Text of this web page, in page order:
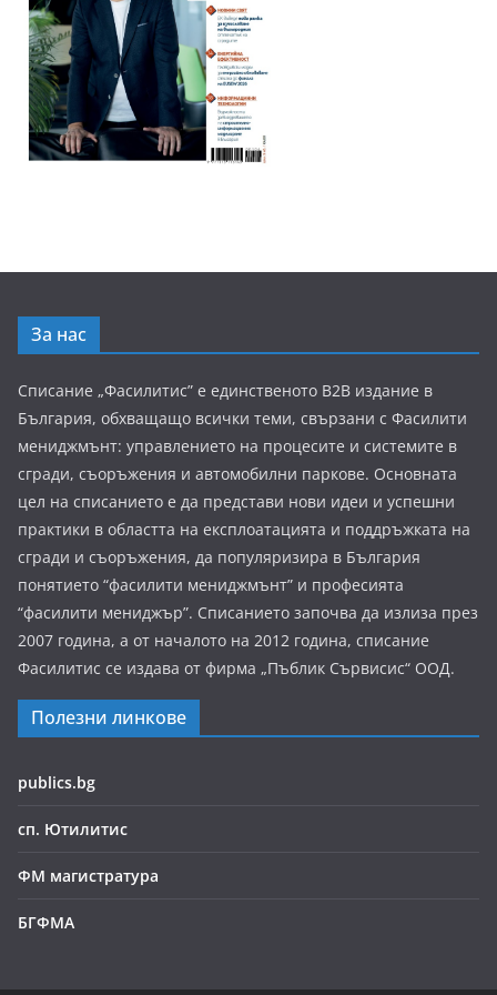
За нас
Списание „Фасилитис” е единственото B2B издание в
България, обхващащо всички теми, свързани с Фасилити
мениджмънт: управлението на процесите и системите в
сгради, съоръжения и автомобилни паркове. Основната
цел на списанието е да представи нови идеи и успешни
практики в областта на експлоатацията и поддръжката на
сгради и съоръжения, да популяризира в България
понятието “фасилити мениджмънт” и професията
“фасилити мениджър”. Списанието започва да излиза през
2007 година, а от началото на 2012 година, списание
Фасилитис се издава от фирма „Пъблик Сървисис“ ООД.
Полезни линкове
publics.bg
сп. Ютилитис
ФМ магистратура
БГФМА